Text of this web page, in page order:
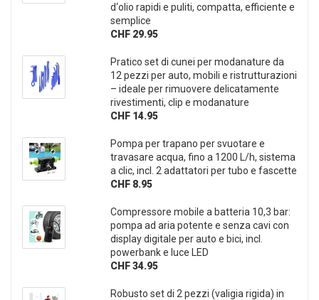
d‘olio rapidi e puliti, compatta, efficiente e
semplice
CHF 29.95
Pratico set di cunei per modanature da
12 pezzi per auto, mobili e ristrutturazioni
– ideale per rimuovere delicatamente
rivestimenti, clip e modanature
CHF 14.95
Pompa per trapano per svuotare e
travasare acqua, fino a 1200 L/h, sistema
a clic, incl. 2 adattatori per tubo e fascette
CHF 8.95
Compressore mobile a batteria 10,3 bar:
pompa ad aria potente e senza cavi con
display digitale per auto e bici, incl.
powerbank e luce LED
CHF 34.95
Robusto set di 2 pezzi (valigia rigida) in